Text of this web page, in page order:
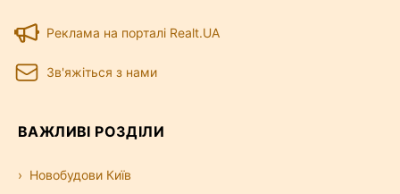
Реклама на порталі Realt.UA
Зв'яжіться з нами
ВАЖЛИВІ РОЗДІЛИ
Новобудови Київ